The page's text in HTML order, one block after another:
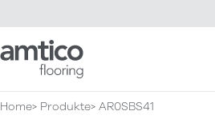
Amtico Flooring
Home Produkte AR0SBS41